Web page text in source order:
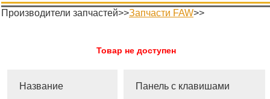
Производители запчастей>>Запчасти FAW>>
Товар не доступен
Название Панель с клавишами